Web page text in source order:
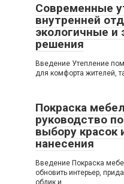
Современные
внутренней
экологичные
решения
Введение Утепление
для комфорта жителей,
Покраска
руководство
выбору красок
нанесения
Введение Покраска
обновить интерьер,
облик и